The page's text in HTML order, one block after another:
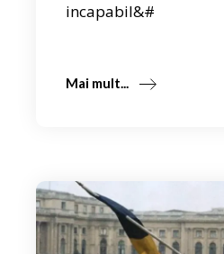
incapabil&#
Mai mult...